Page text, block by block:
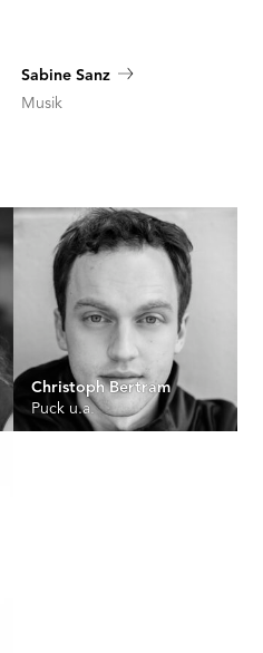
Sabine Sanz
Musik
Christoph Bertram
Puck u.a.